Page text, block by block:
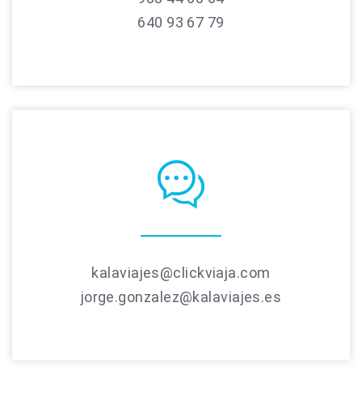
640 93 67 79
kalaviajes@clickviaja.com
jorge.gonzalez@kalaviajes.es